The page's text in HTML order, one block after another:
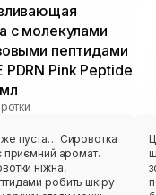
с молекулами
пептидами
PDRN Pink Peptide
пуста… Сировотка
приємний аромат.
ніжна,
робить шкіру